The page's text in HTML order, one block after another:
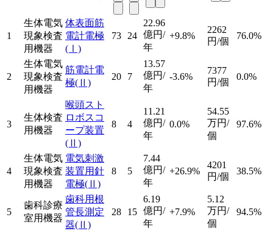
1
生体電気
現象検査
用機器
体表面筋
電計電極
(Ⅰ)
73 24
22.96
億円/
年
+9.8%
2262
円/個
76.0%
2
生体電気
現象検査
用機器
筋電計電
極(Ⅱ)
20 7
13.57
億円/
年
-3.6%
7377
円/個
0.0%
3
生体検査
用機器
喉頭スト
ロボスコ
ープ装置
(Ⅱ)
8 4
11.21
億円/
年
0.0%
54.55
万円/
個
97.6%
4
生体電気
現象検査
用機器
電気刺激
装置用針
電極(Ⅱ)
8 5
7.44
億円/
年
+26.9%
4201
円/個
38.5%
5
歯科診療
室用機器
歯科用根
管長測定
器(Ⅱ)
28 15
6.19
億円/
年
+7.9%
5.12
万円/
個
94.5%